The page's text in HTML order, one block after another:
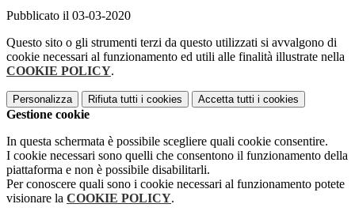
Pubblicato il 03-03-2020
Questo sito o gli strumenti terzi da questo utilizzati si avvalgono di
cookie necessari al funzionamento ed utili alle finalità illustrate nella
COOKIE POLICY.
Personalizza Rifiuta tutti i cookies Accetta tutti i cookies
Gestione cookie
In questa schermata è possibile scegliere quali cookie consentire.
I cookie necessari sono quelli che consentono il funzionamento della
piattaforma e non è possibile disabilitarli.
Per conoscere quali sono i cookie necessari al funzionamento potete
visionare la COOKIE POLICY.